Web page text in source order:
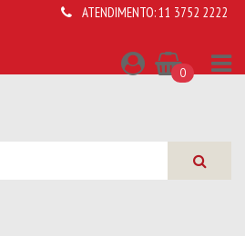
ATENDIMENTO:11 3752 2222
0